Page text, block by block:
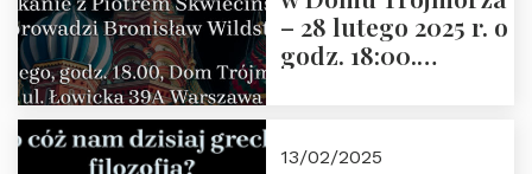
– 28 lutego 2025 r. o
godz. 18:00.
13/02/2025